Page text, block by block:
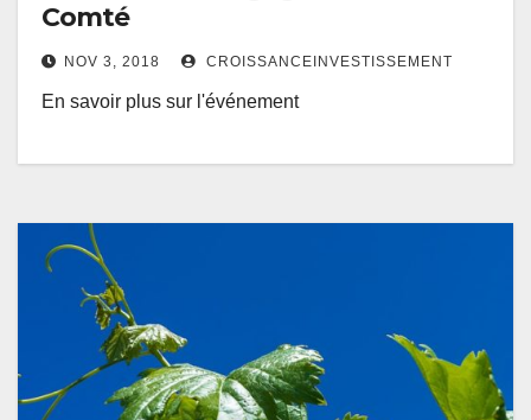
Comté
NOV 3, 2018 CROISSANCEINVESTISSEMENT
En savoir plus sur l'événement